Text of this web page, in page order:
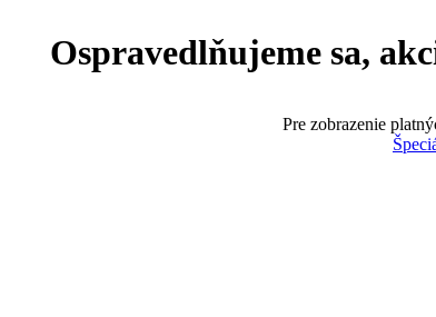
Ospravedlňujeme sa,
Pre zobrazenie